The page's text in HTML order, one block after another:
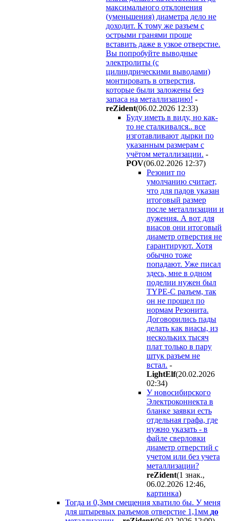
максимального отклонения
(уменьшения) диаметра дело не
доходит. К тому же разъем с
острыми гранями проще
вставить даже в узкое отверстие.
Вы попробуйте выводные
электролиты (с
цилиндрическими выводами)
монтировать в отверстия,
которые были заложены без
запаса на металлизацию! -
reZident(06.02.2026 12:33)
Буду иметь в виду, но как-
то не сталкивался.. все
изготавливают дырки по
указанным размерам с
учётом металлизации. -
POV(06.02.2026 12:37)
Резонит по
умолчанию считает,
что для падов указан
итоговый размер
после металлизации и
лужения. А вот для
виасов они итоговый
диаметр отверстия не
гарантируют. Хотя
обычно тоже
попадают. Уже писал
здесь, мне в одном
поделии нужен был
TYPE-C разъем, так
он не прошел по
нормам Резонита.
Договорились пады
делать как виасы, из
нескольких тысяч
плат только в пару
штук разъем не
встал. -
LightElf(20.02.2026
02:34)
У новосибирского
Электроконнекта в
бланке заявки есть
отдельная графа, где
нужно указать - в
файле сверловки
диаметр отверстий с
учетом или без учета
металлизации?
reZident(1 знак.,
06.02.2026 12:46,
картинка)
Тогда и 0,3мм смещения хватило бы. У меня
для штыревых разъемов отверстие 1,1мм до